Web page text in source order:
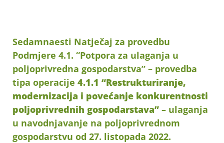
Sedamnaesti Natječaj za provedbu
Podmjere 4.1. “Potpora za ulaganja u
poljoprivredna gospodarstva” – provedba
tipa operacije 4.1.1 “Restrukturiranje,
modernizacija i povećanje konkurentnosti
poljoprivrednih gospodarstava” – ulaganja
u navodnjavanje na poljoprivrednom
gospodarstvu od 27. listopada 2022.